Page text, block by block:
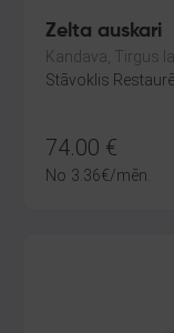
Zelta auskari
Kandava, Tirgus
Stāvoklis
74.00 €
No 3.36€/mēn.